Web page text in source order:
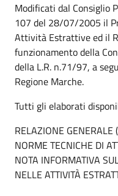
Modificati dal Consiglio
107 del 28/07/2005 il
Attività Estrattive ed il
funzionamento della
della L.R. n.71/97, a
Regione Marche.
Tutti gli elaborati
RELAZIONE
NORME TECNICHE DI
NOTA INFORMATIVA
NELLE ATTIVITÀ